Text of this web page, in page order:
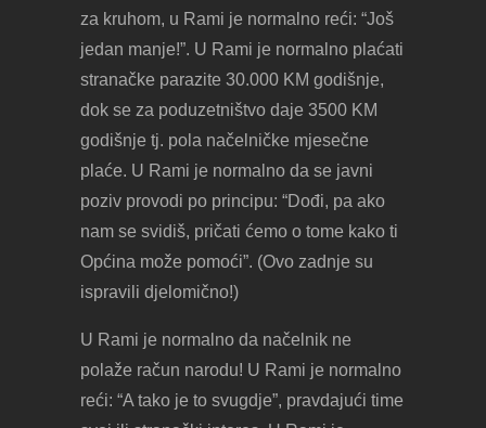
za kruhom, u Rami je normalno reći: “Još
jedan manje!”. U Rami je normalno plaćati
stranačke parazite 30.000 KM godišnje,
dok se za poduzetništvo daje 3500 KM
godišnje tj. pola načelničke mjesečne
plaće. U Rami je normalno da se javni
poziv provodi po principu: “Dođi, pa ako
nam se svidiš, pričati ćemo o tome kako ti
Općina može pomoći”. (Ovo zadnje su
ispravili djelomično!)
U Rami je normalno da načelnik ne
polaže račun narodu! U Rami je normalno
reći: “A tako je to svugdje”, pravdajući time